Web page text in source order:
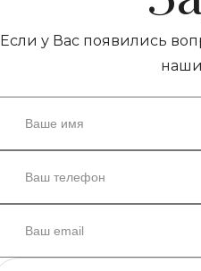
Если у Вас появились